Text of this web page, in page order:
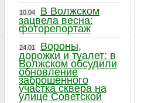
10.04
В Волжском
зацвела весна:
фоторепортаж
24.01
Вороны,
дорожки и туалет: в
Волжском обсудили
обновление
заброшенного
участка сквера на
улице Советской